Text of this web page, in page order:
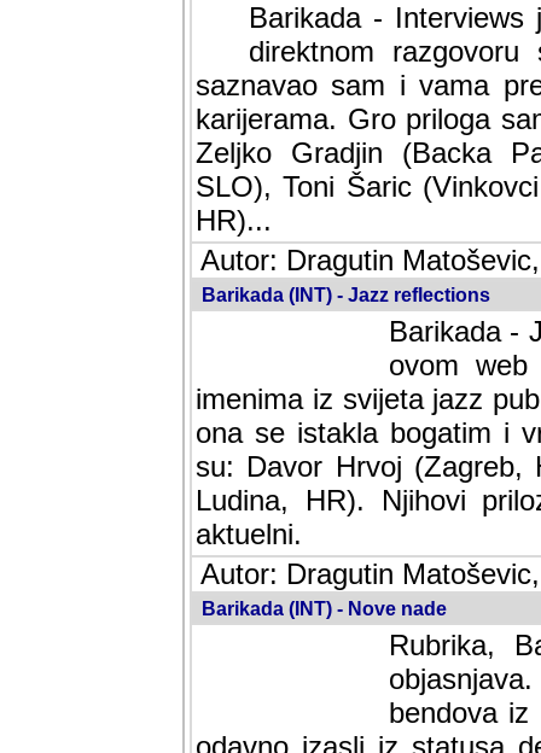
Barikada -
direktnom
saznavao sam i vama
karijerama. Gro priloga
Zeljko Gradjin (Backa
SLO), Toni Šaric
HR)...
Autor: Dragutin
Barikada (INT) - Jazz reflections
Barikada -
ovom web
imenima iz svijeta jazz
ona se istakla bogatim i
su: Davor Hrvoj (Zagreb,
Ludina, HR). Njihovi
aktuelni.
Autor: Dragutin
Barikada (INT) - Nove nade
Rubrika,
bendova
odavno izasli iz statusa